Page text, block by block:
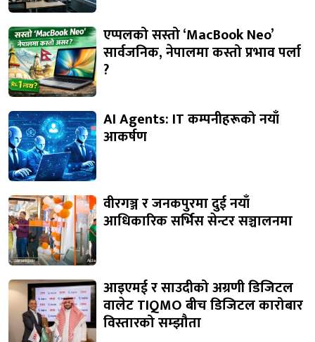
एप्पलको सस्तो ‘MacBook Neo’
सार्वजनिक, नेपालमा कस्तो प्रभाव पर्ला
?
AI Agents: IT कम्पनीहरूको नयाँ
आकर्षण
वीरगञ्ज र जनकपुरमा दुई नयाँ
आधिकारिक सर्भिस सेन्टर सञ्चालनमा
आइएमई र साउदीको अग्रणी डिजिटल
वालेट TIQMO बीच डिजिटल कारोबार
विस्तारको सम्झौता